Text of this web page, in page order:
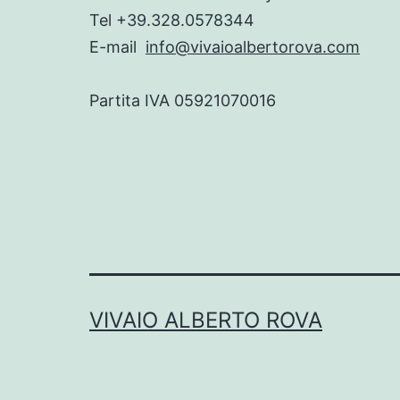
Tel +39.328.0578344
E-mail info@vivaioalbertorova.com
Partita IVA 05921070016
VIVAIO ALBERTO ROVA